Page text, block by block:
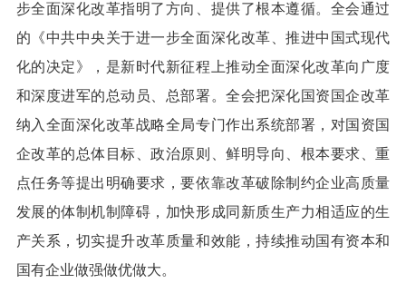
步全面深化改革指明了方向、提供了根本遵循。全会通过
的《中共中央关于进一步全面深化改革、推进中国式现代
化的决定》，是新时代新征程上推动全面深化改革向广度
和深度进军的总动员、总部署。全会把深化国资国企改革
纳入全面深化改革战略全局专门作出系统部署，对国资国
企改革的总体目标、政治原则、鲜明导向、根本要求、重
点任务等提出明确要求，要依靠改革破除制约企业高质量
发展的体制机制障碍，加快形成同新质生产力相适应的生
产关系，切实提升改革质量和效能，持续推动国有资本和
国有企业做强做优做大。